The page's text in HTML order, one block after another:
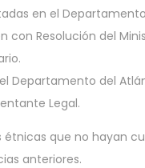
en el
con Resolución del
Departamento del
Legal.
étnicas que no hayan
anteriores.